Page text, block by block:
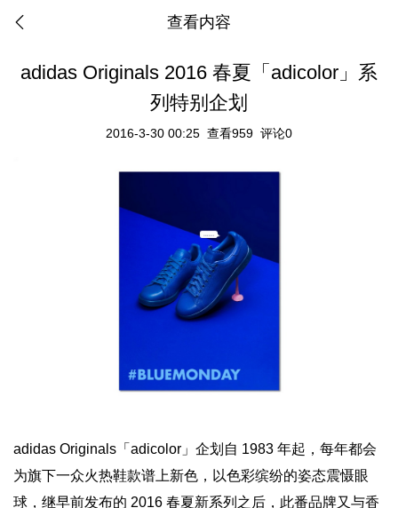
查看内容
adidas Originals 2016 春夏「adicolor」系
列特别企划
2016-3-30 00:25 查看959 评论0
adidas Originals「adicolor」企划自 1983 年起，每年都会
为旗下一众火热鞋款谱上新色，以色彩缤纷的姿态震慑眼
球，继早前发布的 2016 春夏新系列之后，此番品牌又与香